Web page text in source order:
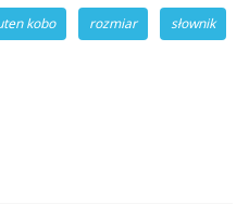
kobo rozmiar słownik